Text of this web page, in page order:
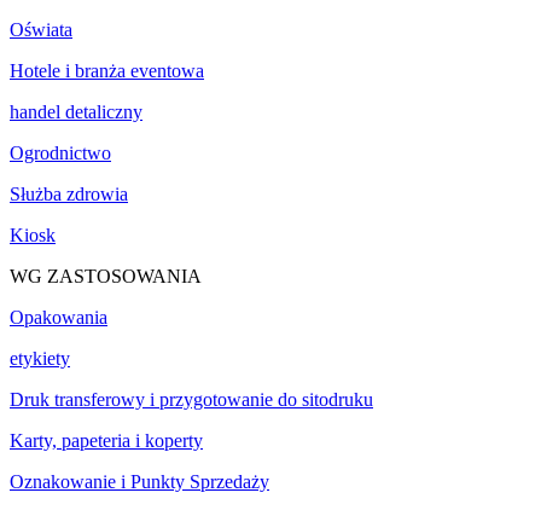
Oświata
Hotele i branża eventowa
handel detaliczny
Ogrodnictwo
Służba zdrowia
Kiosk
WG ZASTOSOWANIA
Opakowania
etykiety
Druk transferowy i przygotowanie do sitodruku
Karty, papeteria i koperty
Oznakowanie i Punkty Sprzedaży